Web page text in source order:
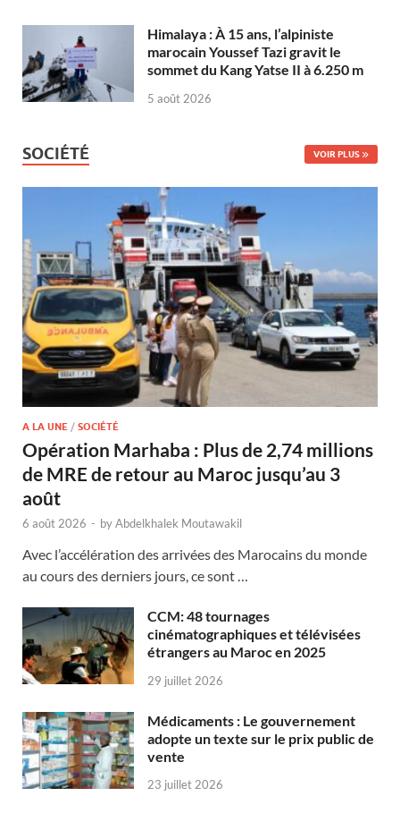
Himalaya : À 15 ans, l’alpiniste
marocain Youssef Tazi gravit le
sommet du Kang Yatse II à 6.250 m
5 août 2026
SOCIÉTÉ VOIR PLUS
A LA UNE / SOCIÉTÉ
Opération Marhaba : Plus de 2,74 millions
de MRE de retour au Maroc jusqu’au 3
août
6 août 2026 - byAbdelkhalek Moutawakil
Avec l’accélération des arrivées des Marocains du monde
au cours des derniers jours, ce sont …
CCM: 48 tournages
cinématographiques et télévisées
étrangers au Maroc en 2025
29 juillet 2026
Médicaments : Le gouvernement
adopte un texte sur le prix public de
vente
23 juillet 2026